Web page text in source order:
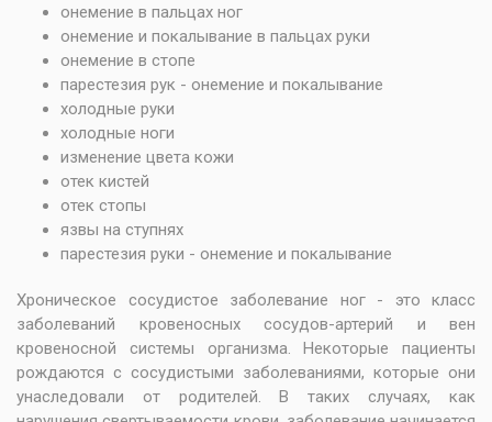
онемение в пальцах ног
онемение и покалывание в пальцах руки
онемение в стопе
парестезия рук - онемение и покалывание
холодные руки
холодные ноги
изменение цвета кожи
отек кистей
отек стопы
язвы на ступнях
парестезия руки - онемение и покалывание
Хроническое сосудистое заболевание ног - это класс
заболеваний кровеносных сосудов-артерий и вен
кровеносной системы организма. Некоторые пациенты
рождаются с сосудистыми заболеваниями, которые они
унаследовали от родителей. В таких случаях, как